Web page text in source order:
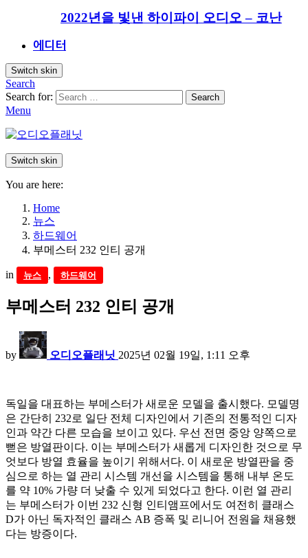
2022년을 빛낸 하이파이 오디오 – 코난
에디터
Switch skin
Search
Search for:
Search
Menu
Switch skin
You are here:
Home
뉴스
하드웨어
부메스터 232 인티 공개
in 뉴스 , 하드웨어
부메스터 232 인티 공개
by 오디오플래닛 2025년 02월 19일, 1:11 오후
독일을 대표하는 부메스터가 새로운 모델을 출시했다. 모델명
은 간단히 232로 일단 전체 디자인에서 기존의 전통적인 디자
인과 약간 다른 모습을 보이고 있다. 우선 전면 중앙 양쪽으로
뻗은 방열판이다. 이는 부메스터가 새롭게 디자인한 것으로 무
엇보다 방열 효율을 높이기 위해서다. 이 새로운 방열판을 중
심으로 하는 열 관리 시스템 개선을 시스템을 통해 내부 온도
를 약 10% 가량 더 낮출 수 있게 되었다고 한다. 이런 열 관리
는 부메스터가 이번 232 신형 인티앰프에서도 여전히 클래스
D가 아닌 독자적인 클래스 AB 증폭 및 리니어 전원을 채용했
다는 방증이다.